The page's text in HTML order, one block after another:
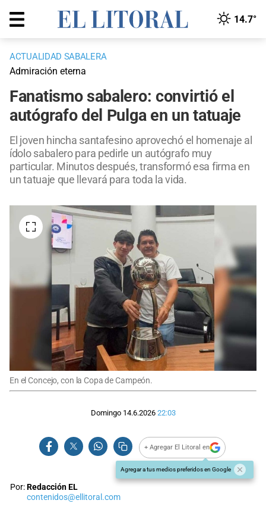
14.7°
ACTUALIDAD SABALERA
Admiración eterna
Fanatismo sabalero: convirtió el
autógrafo del Pulga en un tatuaje
El joven hincha santafesino aprovechó el homenaje al
ídolo sabalero para pedirle un autógrafo muy
particular. Minutos después, transformó esa firma en
un tatuaje que llevará para toda la vida.
En el Concejo, con la Copa de Campeón.
Domingo 14.6.2026 22:03
+ Agregar El Litoral en
Agregar a tus medios preferidos en Google
Por:Redacción EL
contenidos@ellitoral.com